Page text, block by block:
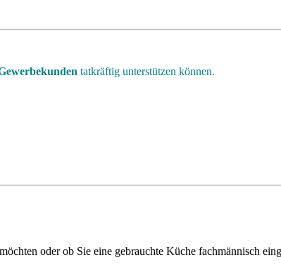
tatkräftig unterstützen können.
oder ob Sie eine gebrauchte Küche fachmännisch